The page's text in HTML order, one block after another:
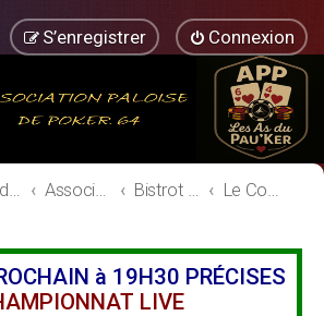
Connexion
S’enregistrer
Association Paloise de Poker Bistrot de l'Association Paloise de Poker Le Comptoir
à 19H30 PRÉCISES
LIVE